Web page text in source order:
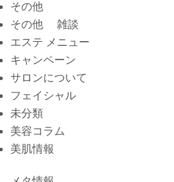
その他
その他 雑談
エステ メニュー
キャンペーン
サロンについて
フェイシャル
未分類
美容コラム
美肌情報